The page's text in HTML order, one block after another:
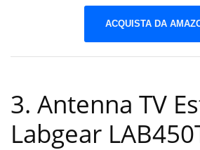
ACQUISTA DA
3. Antenna TV
Labgear